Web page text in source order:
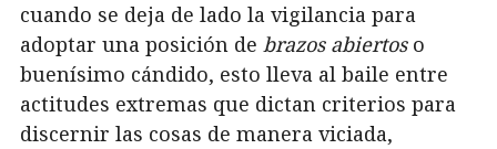
cuando se deja de lado la vigilancia para
adoptar una posición de brazos abiertos o
buenísimo cándido, esto lleva al baile entre
actitudes extremas que dictan criterios para
discernir las cosas de manera viciada,